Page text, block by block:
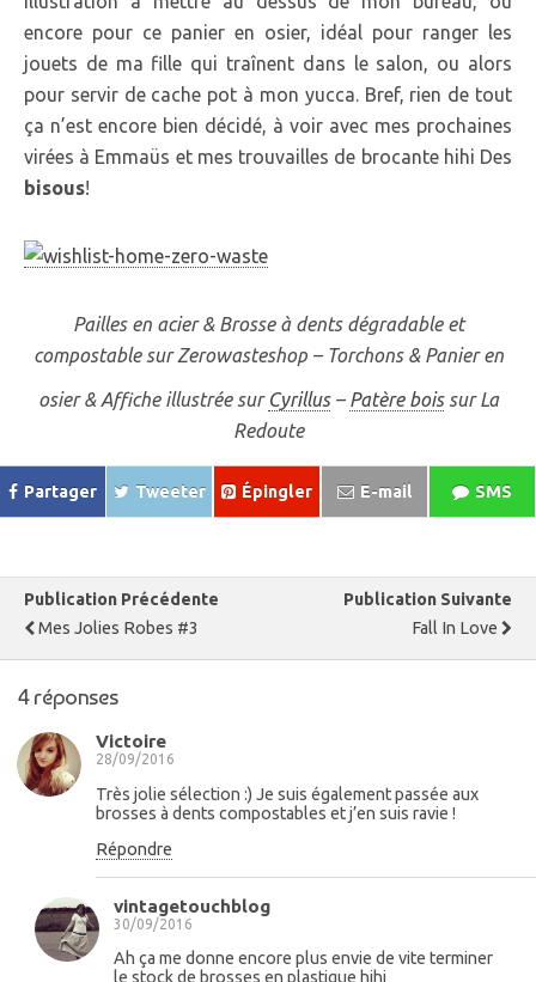
encore pour ce panier en osier, idéal pour ranger les
jouets de ma fille qui traînent dans le salon, ou alors
pour servir de cache pot à mon yucca. Bref, rien de tout
ça n’est encore bien décidé, à voir avec mes prochaines
virées à Emmaüs et mes trouvailles de brocante hihi Des
bisous!
Pailles en acier & Brosse à dents dégradable et
compostable sur Zerowasteshop – Torchons & Panier en
osier & Affiche illustrée sur Cyrillus–Patère boissur La
Redoute
Partager Tweeter Épingler E-mail SMS
Publication Précédente
Mes Jolies Robes #3
Publication Suivante
Fall In Love
4 réponses
Victoire
28/09/2016
Très jolie sélection :) Je suis également passée aux
brosses à dents compostables et j’en suis ravie !
Répondre
vintagetouchblog
30/09/2016
Ah ça me donne encore plus envie de vite terminer
le stock de brosses en plastique hihi